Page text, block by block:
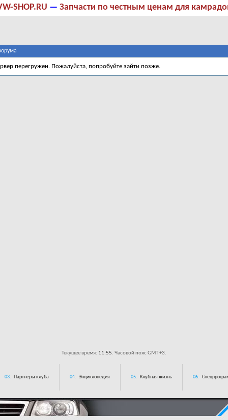
SHOP.RU — Запчасти по честным ценам для
перегружен. Пожалуйста, попробуйте зайти позже.
Текущее время: 11:55. Часовой пояс GMT +3.
03. Партнеры клуба 04. Энциклопедия 05. Клубная жизнь 06.